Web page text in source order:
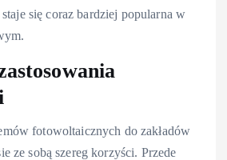
się coraz bardziej popularna w
fotowoltaicznych do zakładów
ze sobą szereg korzyści. Przede